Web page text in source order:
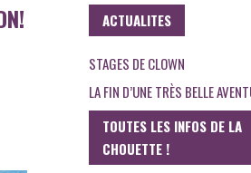
ACTUALITES
STAGES DE CLOWN
LA FIN D’UNE TRÈS BELLE
TOUTES LES INFOS DE LA
CHOUETTE !